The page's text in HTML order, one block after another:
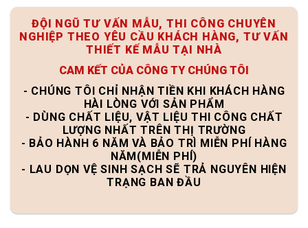
ĐỘI NGŨ TƯ VẤN MẪU, THI CÔNG CHUYÊN
NGHIỆP THEO YÊU CẦU KHÁCH HÀNG, TƯ VẤN
THIẾT KẾ MẪU TẠI NHÀ
CAM KẾT CỦA CÔNG TY CHÚNG TÔI
- CHÚNG TÔI CHỈ NHẬN TIỀN KHI KHÁCH HÀNG
HÀI LÒNG VỚI SẢN PHẨM
- DÙNG CHẤT LIỆU, VẬT LIỆU THI CÔNG CHẤT
LƯỢNG NHẤT TRÊN THỊ TRƯỜNG
- BẢO HÀNH 6 NĂM VÀ BẢO TRÌ MIỄN PHÍ HÀNG
NĂM(MIỄN PHÍ)
- LAU DỌN VỆ SINH SẠCH SẼ TRẢ NGUYÊN HIỆN
TRẠNG BAN ĐẦU